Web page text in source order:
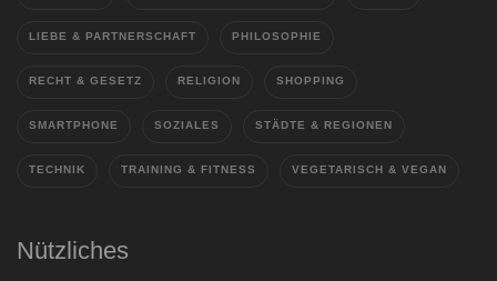
LIEBE & PARTNERSCHAFT PHILOSOPHIE
RECHT & GESETZ RELIGION SHOPPING
SMARTPHONE SOZIALES STÄDTE & REGIONEN
TECHNIK TRAINING & FITNESS VEGETARISCH & VEGAN
Nützliches